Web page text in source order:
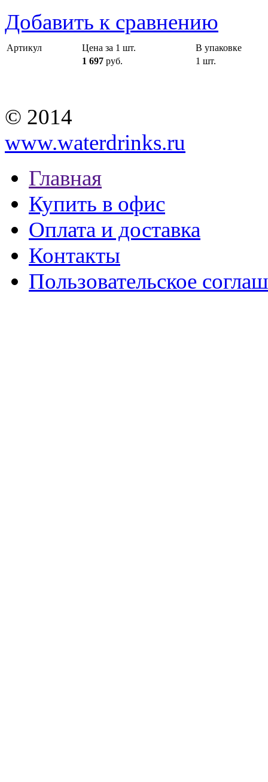
Добавить к сравнению
Артикул Цена за 1 шт.
В упаковке
1 697 руб. 1 шт.
© 2014
www.waterdrinks.ru
Главная
Купить в офис
Оплата и доставка
Контакты
Пользовательское